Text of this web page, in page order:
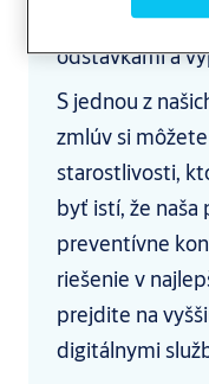
ušetria sa vám
odstávkami a
S jednou z
zmlúv si
starostlivosti,
byť istí, že naša
preventívne
riešenie v
prejdite na
digitálnymi